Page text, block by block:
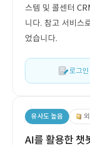
스템 및 콜센터
니다. 참고 서비스
었습니다.
로그
유사도 높음
AI를 활용한 챗